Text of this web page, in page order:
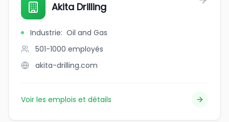
Akita Drilling
Industrie: Oil and Gas
501-1000 employés
akita-drilling.com
Voir les emplois et détails